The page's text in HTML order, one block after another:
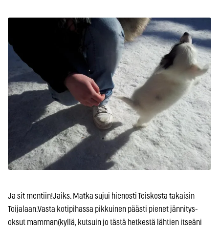
Ja sit mentiin!Jaiks. Matka sujui hienosti Teiskosta takaisin
Toijalaan.Vasta kotipihassa pikkuinen päästi pienet jännitys-
oksut mamman(kyllä, kutsuin jo tästä hetkestä lähtien itseäni